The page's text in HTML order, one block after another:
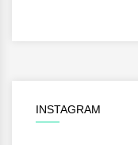
INSTAGRAM